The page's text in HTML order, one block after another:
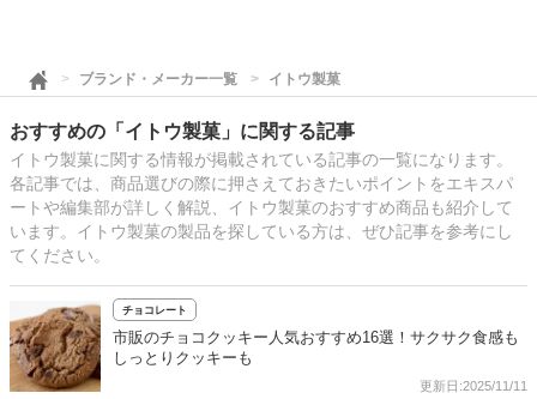
ブランド・メーカー一覧 イトウ製菓
おすすめの「イトウ製菓」に関する記事
イトウ製菓に関する情報が掲載されている記事の一覧になります。
各記事では、商品選びの際に押さえておきたいポイントをエキスパ
ートや編集部が詳しく解説、イトウ製菓のおすすめ商品も紹介して
います。イトウ製菓の製品を探している方は、ぜひ記事を参考にし
てください。
チョコレート
市販のチョコクッキー人気おすすめ16選！サクサク食感も
しっとりクッキーも
更新日:2025/11/11